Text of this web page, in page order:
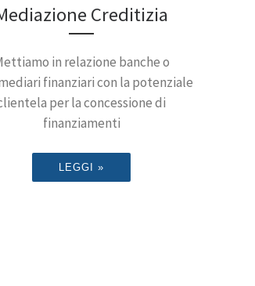
Creditizia
in relazione banche o
finanziari con la potenziale
per la concessione di
finanziamenti
LEGGI »